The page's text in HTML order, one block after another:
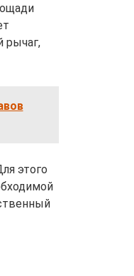
рычаг,
этого